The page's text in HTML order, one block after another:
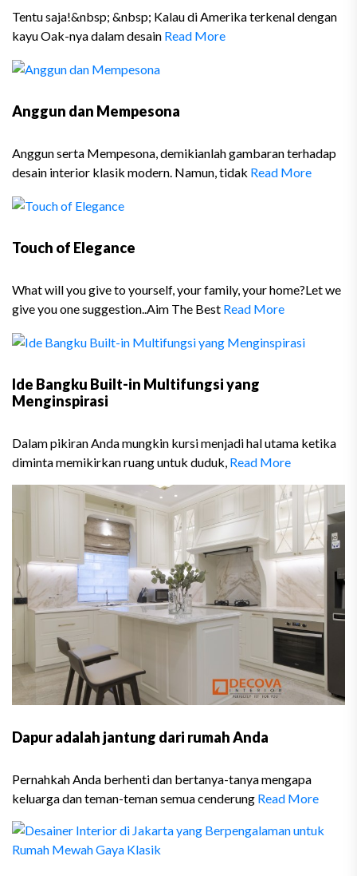
Tentu saja!&nbsp; &nbsp; Kalau di Amerika terkenal dengan
kayu Oak-nya dalam desain Read More
Anggun dan Mempesona
Anggun serta Mempesona, demikianlah gambaran terhadap
desain interior klasik modern. Namun, tidak Read More
Touch of Elegance
What will you give to yourself, your family, your home?Let we
give you one suggestion..Aim The Best Read More
Ide Bangku Built-in Multifungsi yang
Menginspirasi
Dalam pikiran Anda mungkin kursi menjadi hal utama ketika
diminta memikirkan ruang untuk duduk, Read More
Dapur adalah jantung dari rumah Anda
Pernahkah Anda berhenti dan bertanya-tanya mengapa
keluarga dan teman-teman semua cenderung Read More